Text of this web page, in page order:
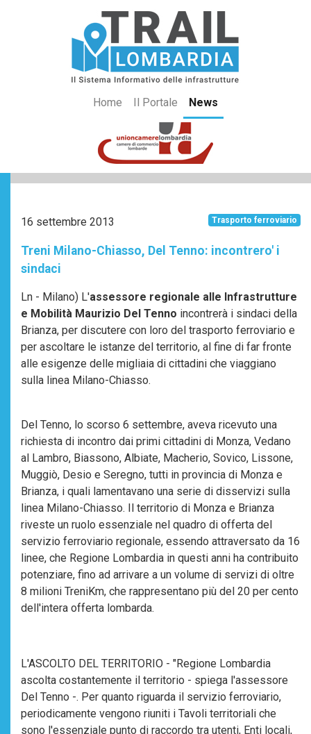
Home Il Portale News
16 settembre 2013 Trasporto ferroviario
Treni Milano-Chiasso, Del Tenno: incontrero' i
sindaci
Ln - Milano) L'assessore regionale alle Infrastrutture
e Mobilità Maurizio Del Tenno incontrerà i sindaci della
Brianza, per discutere con loro del trasporto ferroviario e
per ascoltare le istanze del territorio, al fine di far fronte
alle esigenze delle migliaia di cittadini che viaggiano
sulla linea Milano-Chiasso.
Del Tenno, lo scorso 6 settembre, aveva ricevuto una
richiesta di incontro dai primi cittadini di Monza, Vedano
al Lambro, Biassono, Albiate, Macherio, Sovico, Lissone,
Muggiò, Desio e Seregno, tutti in provincia di Monza e
Brianza, i quali lamentavano una serie di disservizi sulla
linea Milano-Chiasso. Il territorio di Monza e Brianza
riveste un ruolo essenziale nel quadro di offerta del
servizio ferroviario regionale, essendo attraversato da 16
linee, che Regione Lombardia in questi anni ha contribuito
potenziare, fino ad arrivare a un volume di servizi di oltre
8 milioni TreniKm, che rappresentano più del 20 per cento
dell'intera offerta lombarda.
L'ASCOLTO DEL TERRITORIO - "Regione Lombardia
ascolta costantemente il territorio - spiega l'assessore
Del Tenno -. Per quanto riguarda il servizio ferroviario,
periodicamente vengono riuniti i Tavoli territoriali che
sono l'essenziale punto di raccordo tra utenti, Enti locali,